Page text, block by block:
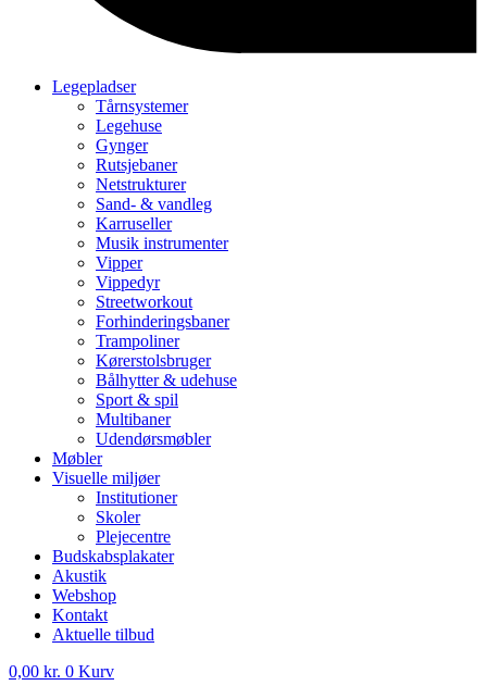
Legepladser
Tårnsystemer
Legehuse
Gynger
Rutsjebaner
Netstrukturer
Sand- & vandleg
Karruseller
Musik instrumenter
Vipper
Vippedyr
Streetworkout
Forhinderingsbaner
Trampoliner
Kørerstolsbruger
Bålhytter & udehuse
Sport & spil
Multibaner
Udendørsmøbler
Møbler
Visuelle miljøer
Institutioner
Skoler
Plejecentre
Budskabsplakater
Akustik
Webshop
Kontakt
Aktuelle tilbud
0,00 kr. 0 Kurv